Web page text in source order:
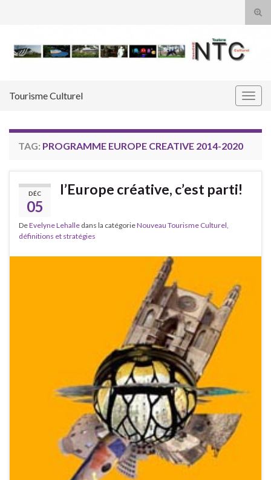
Tourisme Culturel
TAG: PROGRAMME EUROPE CREATIVE 2014-2020
DÉC
05
l’Europe créative, c’est parti!
DeEvelyne Lehalle dans la catégorieNouveau Tourisme Culturel,
définitions et stratégies